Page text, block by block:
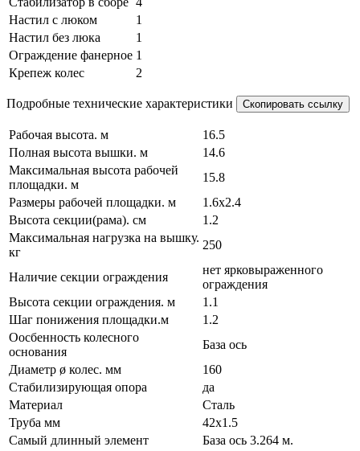
Настил с люком
1
Настил без люка
1
Ограждение фанерное 1
Крепеж колес
2
Подробные технические характеристики Скопировать ссылку
Рабочая высота. м
16.5
Полная высота вышки. м
14.6
Максимальная высота рабочей
площадки. м
15.8
Размеры рабочей площадки. м
1.6x2.4
Высота секции(рама). см
1.2
Максимальная нагрузка на вышку.
кг
250
Наличие секции ограждения
нет ярковыраженного
ограждения
Высота секции ограждения. м
1.1
Шаг понижения площадки.м
1.2
Оосбенность колесного
основания
База ось
Диаметр ø колес. мм
160
Стабилизирующая опора
да
Материал
Сталь
Труба мм
42x1.5
Самый длинный элемент
База ось 3.264 м.